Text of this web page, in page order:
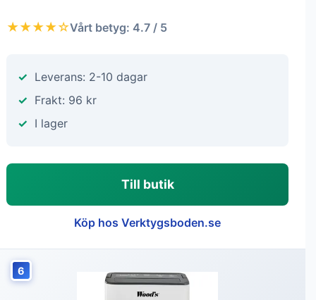
★★★★☆Vårt betyg: 4.7 / 5
Leverans: 2-10 dagar
Frakt: 96 kr
I lager
Till butik
Köp hos Verktygsboden.se
6